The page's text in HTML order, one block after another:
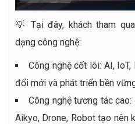
💡 Tại đây, khách tham
dạng công nghệ:
Công nghệ cốt lõi: AI,
đổi mới và phát triển bền
Công nghệ tương tác
Aikyo, Drone, Robot tạo nên